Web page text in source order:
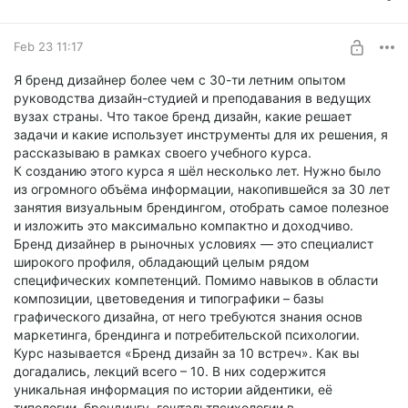
7 days free, then $2.58 per month
Feb 23 11:17
Я бренд дизайнер более чем с 30-ти летним опытом
руководства дизайн-студией и преподавания в ведущих
вузах страны. Что такое бренд дизайн, какие решает
задачи и какие использует инструменты для их решения, я
рассказываю в рамках своего учебного курса.
К созданию этого курса я шёл несколько лет. Нужно было
из огромного объёма информации, накопившейся за 30 лет
занятия визуальным брендингом, отобрать самое полезное
и изложить это максимально компактно и доходчиво.
Бренд дизайнер в рыночных условиях — это специалист
широкого профиля, обладающий целым рядом
специфических компетенций. Помимо навыков в области
композиции, цветоведения и типографики – базы
графического дизайна, от него требуются знания основ
маркетинга, брендинга и потребительской психологии.
Курс называется «Бренд дизайн за 10 встреч». Как вы
догадались, лекций всего – 10. В них содержится
уникальная информация по истории айдентики, её